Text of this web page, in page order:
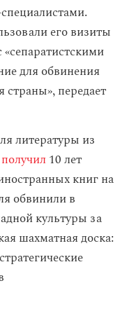
его визиты
«сепаратистскими
для обвинения
передает
литературы из
получил 10 лет
книг на
обвинили в
культуры за
шахматная доска: